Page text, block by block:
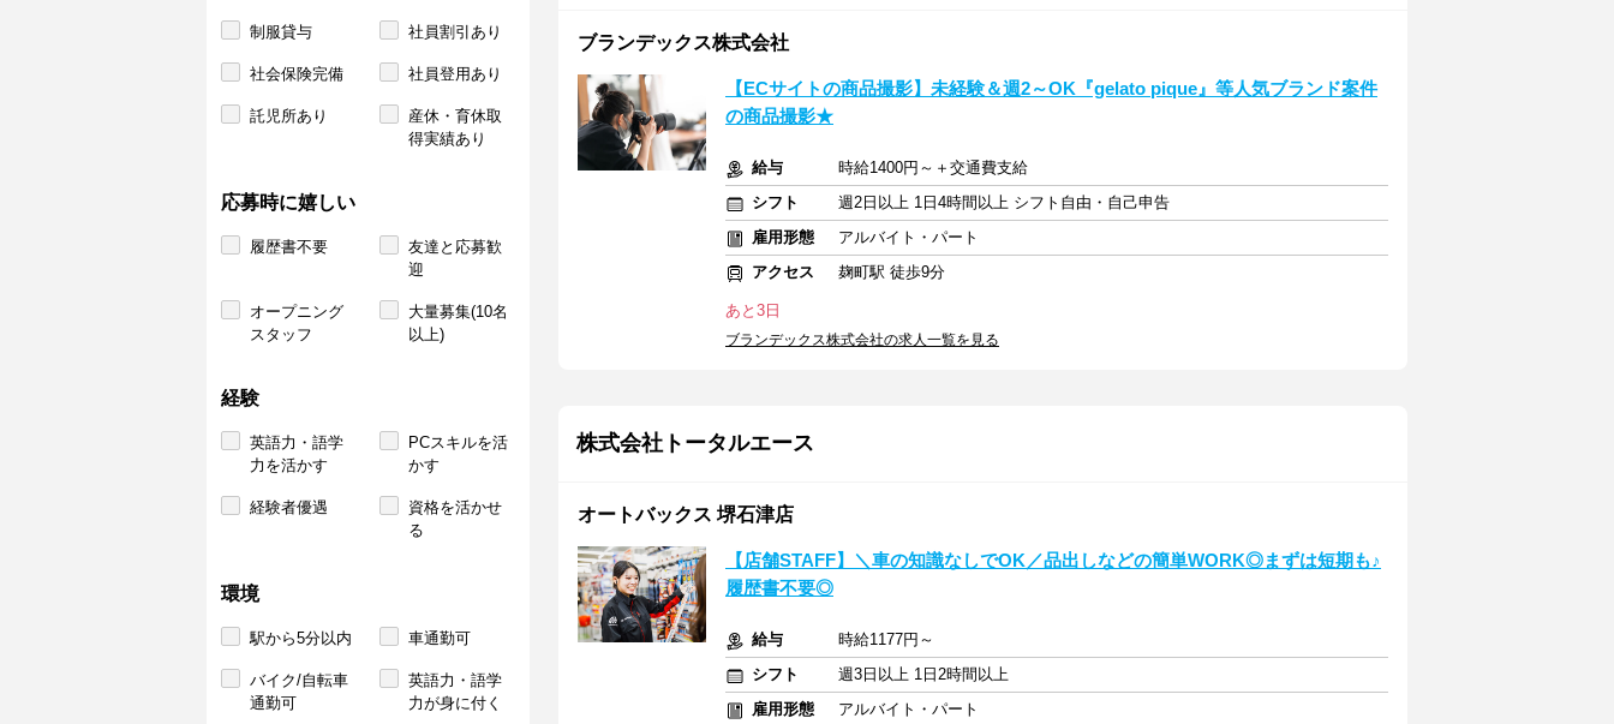
制服貸与 社員割引あり
社会保険完備 社員登用あり
託児所あり
産休・育休取
得実績あり
応募時に嬉しい
履歴書不要
友達と応募歓
迎
オープニング
スタッフ
大量募集(10名
以上)
経験
英語力・語学
力を活かす
PCスキルを活
かす
経験者優遇
資格を活かせ
る
環境
駅から5分以内 車通勤可
バイク/自転車
通勤可
英語力・語学
力が身に付く
ブランデックス株式会社
【ECサイトの商品撮影】未経験＆週2～OK『gelato pique』等人気ブランド案件
の商品撮影★
給与
時給1400円～＋交通費支給
シフト
週2日以上 1日4時間以上 シフト自由・自己申告
雇用形態
アルバイト・パート
アクセス
麹町駅 徒歩9分
あと3日
ブランデックス株式会社の求人一覧を見る
株式会社トータルエース
オートバックス 堺石津店
【店舗STAFF】＼車の知識なしでOK／品出しなどの簡単WORK◎まずは短期も♪
履歴書不要◎
給与
時給1177円～
シフト
週3日以上 1日2時間以上
雇用形態
アルバイト・パート